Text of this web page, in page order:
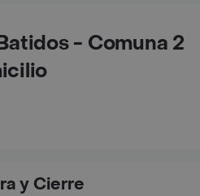
- Comuna 2
y Cierre